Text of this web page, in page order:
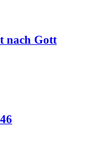
nach Gott